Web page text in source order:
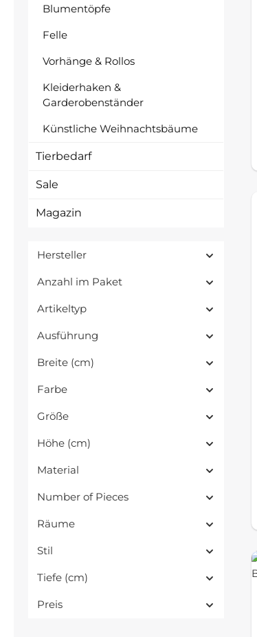
Blumentöpfe
Felle
Vorhänge & Rollos
Kleiderhaken &
Garderobenständer
Künstliche Weihnachtsbäume
Tierbedarf
Sale
Magazin
Hersteller
Anzahl im Paket
Artikeltyp
Ausführung
Breite (cm)
Farbe
Größe
Höhe (cm)
Material
Number of Pieces
Räume
Stil
Tiefe (cm)
Preis